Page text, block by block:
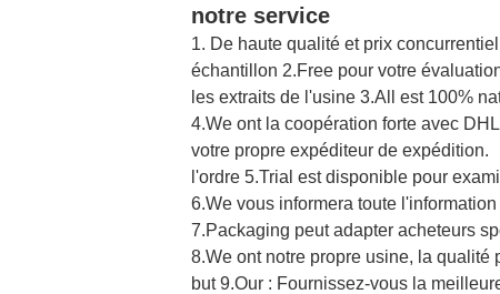
notre service
1. De haute qualité et prix
échantillon 2.Free pour votre
les extraits de l'usine 3.All est 100%
4.We ont la coopération forte avec
votre propre expéditeur de expédition.
l'ordre 5.Trial est disponible pour
6.We vous informera toute
7.Packaging peut adapter acheteurs
8.We ont notre propre usine, la qualité
but 9.Our : Fournissez-vous la